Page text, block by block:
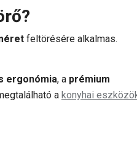
feltörésére alkalmas.
ergonómia, a prémium
a konyhai